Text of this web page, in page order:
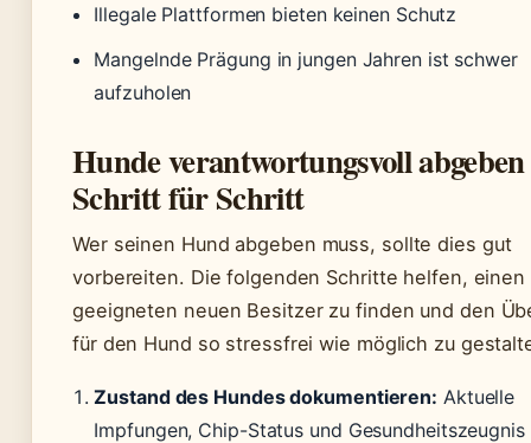
Illegale Plattformen bieten keinen Schutz
Mangelnde Prägung in jungen Jahren ist schwer
aufzuholen
Hunde verantwortungsvoll
Schritt für Schritt
Wer seinen Hund abgeben muss, sollte dies gut
vorbereiten. Die folgenden Schritte helfen, einen
geeigneten neuen Besitzer zu finden und den
für den Hund so stressfrei wie möglich zu
Zustand des Hundes dokumentieren: Aktuelle
Impfungen, Chip-Status und Gesundheitszeugnis